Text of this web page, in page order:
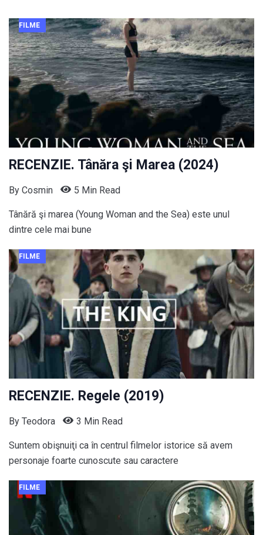
FILME
RECENZIE. Tânăra şi Marea (2024)
By Cosmin 5 Min Read
Tânără şi marea (Young Woman and the Sea) este unul
dintre cele mai bune
FILME
RECENZIE. Regele (2019)
By Teodora 3 Min Read
Suntem obişnuiţi ca în centrul filmelor istorice să avem
personaje foarte cunoscute sau caractere
FILME